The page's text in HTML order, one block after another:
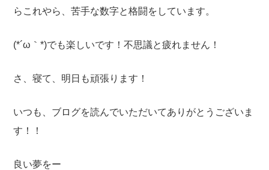
らこれやら、苦手な数字と格闘をしています。
(*´ω｀*)でも楽しいです！不思議と疲れません！
さ、寝て、明日も頑張ります！
いつも、ブログを読んでいただいてありがとうございま
す！！
良い夢をー